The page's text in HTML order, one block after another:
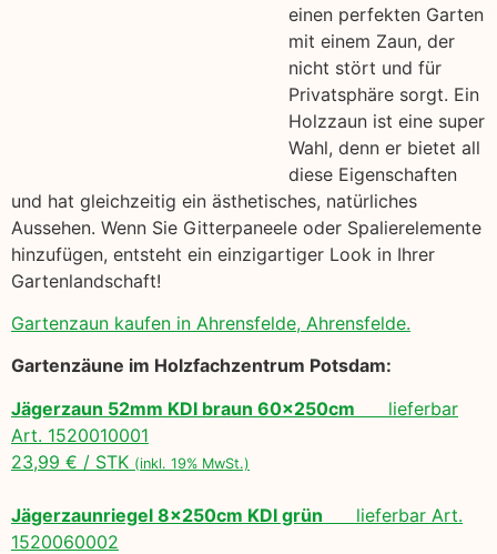
einen perfekten Garten
mit einem Zaun, der
nicht stört und für
Privatsphäre sorgt. Ein
Holzzaun ist eine super
Wahl, denn er bietet all
diese Eigenschaften
und hat gleichzeitig ein ästhetisches, natürliches
Aussehen. Wenn Sie Gitterpaneele oder Spalierelemente
hinzufügen, entsteht ein einzigartiger Look in Ihrer
Gartenlandschaft!
Gartenzaun kaufen in Ahrensfelde, Ahrensfelde.
Gartenzäune im Holzfachzentrum Potsdam:
Jägerzaun 52mm KDI braun 60x250cm lieferbar
Art. 1520010001
23,99 € / STK (inkl. 19% MwSt.)
Jägerzaunriegel 8x250cm KDI grün lieferbar Art.
1520060002